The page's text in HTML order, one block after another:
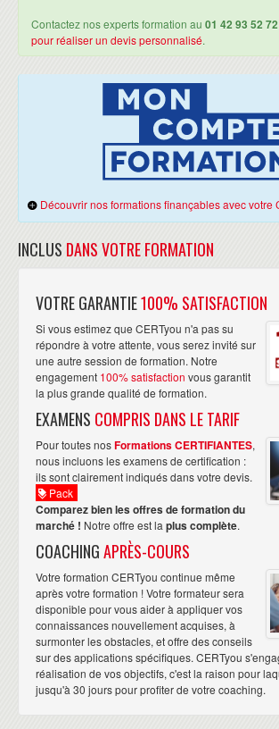
Contactez nos experts formation au 01 42 93 52 72
pour réaliser un devis personnalisé.
Découvrir nos formations finançables avec votre
INCLUS DANS VOTRE FORMATION
VOTRE GARANTIE100% SATISFACTION
Si vous estimez que CERTyou n'a pas su
répondre à votre attente, vous serez invité sur
une autre session de formation. Notre
engagement 100% satisfaction vous garantit
la plus grande qualité de formation.
EXAMENS COMPRIS DANS LE TARIF
Pour toutes nosFormations CERTIFIANTES,
nous incluons les examens de certification :
ils sont clairement indiqués dans votre devis.
Pack
Comparez bien les offres de formation du
marché ! Notre offre est la plus complète.
COACHINGAPRÈS-COURS
Votre formation CERTyou continue même
après votre formation ! Votre formateur sera
disponible pour vous aider à appliquer vos
connaissances nouvellement acquises, à
surmonter les obstacles, et offre des conseils
sur des applications spécifiques. CERTyou
réalisation de vos objectifs, c'est la raison pour
jusqu'à 30 jours pour profiter de votre coaching.